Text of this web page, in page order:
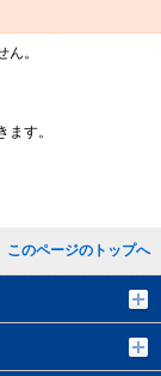
このページのトップへ
。
す。